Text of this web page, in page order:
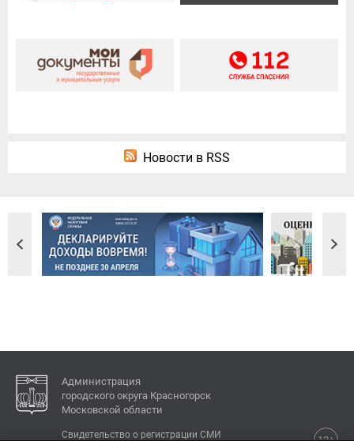
Новости в RSS
Администрация
городского округа Красногорск
Московской области
Свидетельство о регистрации СМИ